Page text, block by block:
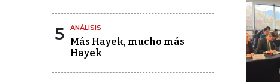
5 ANÁLISIS
Más Hayek, mucho más
Hayek